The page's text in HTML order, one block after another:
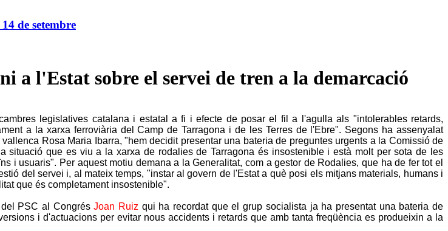
de setembre
a l'Estat sobre el servei de tren a la demarcació
legislatives catalana i estatal a fi i efecte de posar el fil a l'agulla als "intolerables retards,
a la xarxa ferroviària del Camp de Tarragona i de les Terres de l'Ebre". Segons ha assenyalat
Rosa Maria Ibarra, "hem decidit presentar una bateria de preguntes urgents a la Comissió de
situació que es viu a la xarxa de rodalies de Tarragona és insostenible i està molt per sota de les
i usuaris". Per aquest motiu demana a la Generalitat, com a gestor de Rodalies, que ha de fer tot el
del servei i, al mateix temps, "instar al govern de l'Estat a què posi els mitjans materials, humans i
que és completament insostenible".
del PSC al CongrésJoan Ruiz qui ha recordat que el grup socialista ja ha presentat una bateria de
i d'actuacions per evitar nous accidents i retards que amb tanta freqüència es produeixin a la